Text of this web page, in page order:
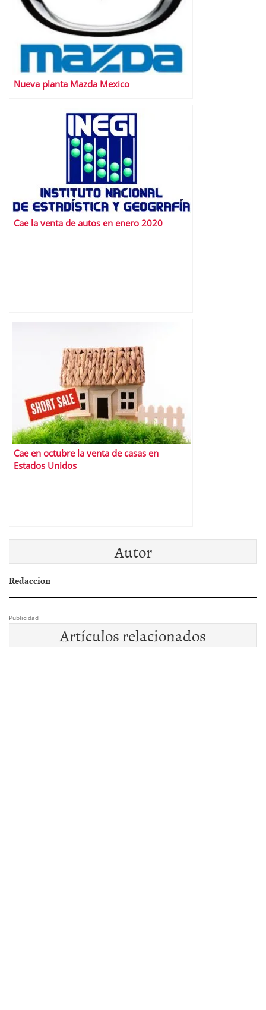
Nueva planta Mazda Mexico
Cae la venta de autos en enero 2020
Cae en octubre la venta de casas en
Estados Unidos
Autor
Redaccion
Publicidad
Artículos relacionados